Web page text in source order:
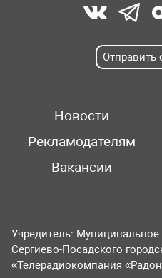
Отправить
Новости
Рекламодателям
Вакансии
Учредитель:
Сергиево-Посадского
«Телерадиокомпания